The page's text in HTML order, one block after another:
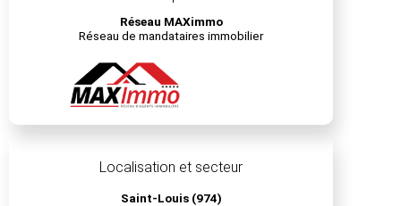
Réseau MAXimmo
Réseau de mandataires immobilier
Localisation et secteur
Saint-Louis (974)